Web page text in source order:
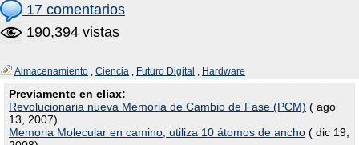
17 comentarios
190,394 vistas
Almacenamiento , Ciencia , Futuro Digital , Hardware
Previamente en eliax:
Revolucionaria nueva Memoria de Cambio de Fase (PCM) ( ago
13, 2007)
Memoria Molecular en camino, utiliza 10 átomos de ancho ( dic 19,